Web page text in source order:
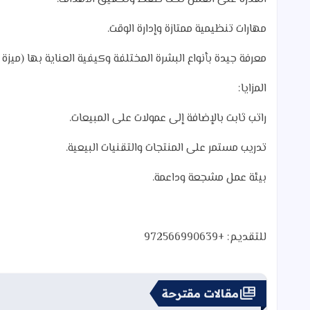
مهارات تنظيمية ممتازة وإدارة الوقت.
معرفة جيدة بأنواع البشرة المختلفة وكيفية العناية بها
المزايا:
راتب ثابت بالإضافة إلى عمولات على المبيعات.
تدريب مستمر على المنتجات والتقنيات البيعية.
بيئة عمل مشجعة وداعمة.
للتقديم: +972566990639
مقالات مقترحة